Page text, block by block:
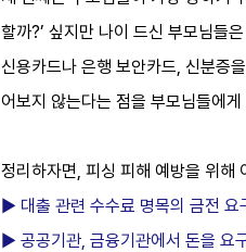
할까?’ 싶지만 나이 드신 부모님들
신용카드나 은행 보안카드, 신분증
어보지 않는다는 점을 부모님들에
정리하자면, 피싱 피해 예방을 위해
▶ 대출 관련 수수료 명목의 금전 요
▶ 공공기관, 금융기관에서 돈을 요